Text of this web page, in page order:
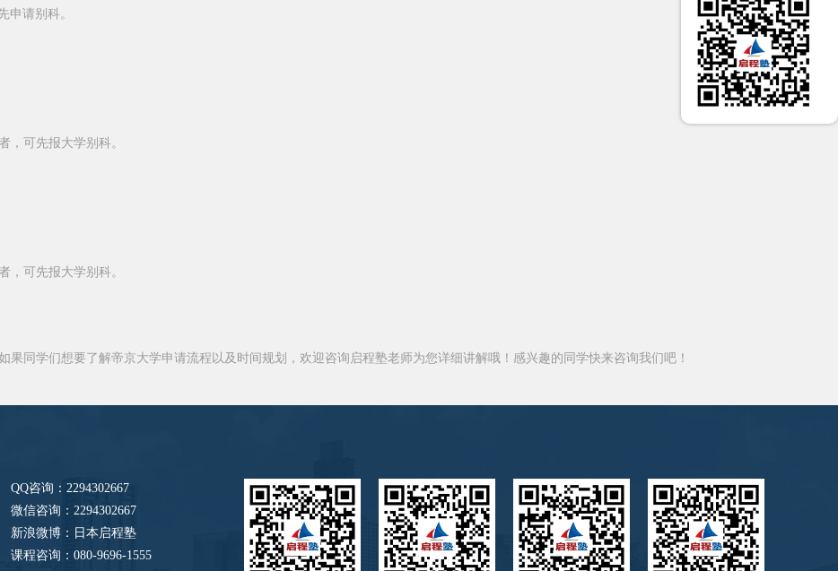
申请别科。
，可先报大学别科。
，可先报大学别科。
果同学们想要了解帝京大学申请流程以及时间规划，欢迎咨询启程塾老师为您详细讲解哦！感兴趣的同学快来咨询我们吧！
QQ咨询：2294302667
微信咨询：2294302667
新浪微博：日本启程塾
课程咨询：080-9696-1555